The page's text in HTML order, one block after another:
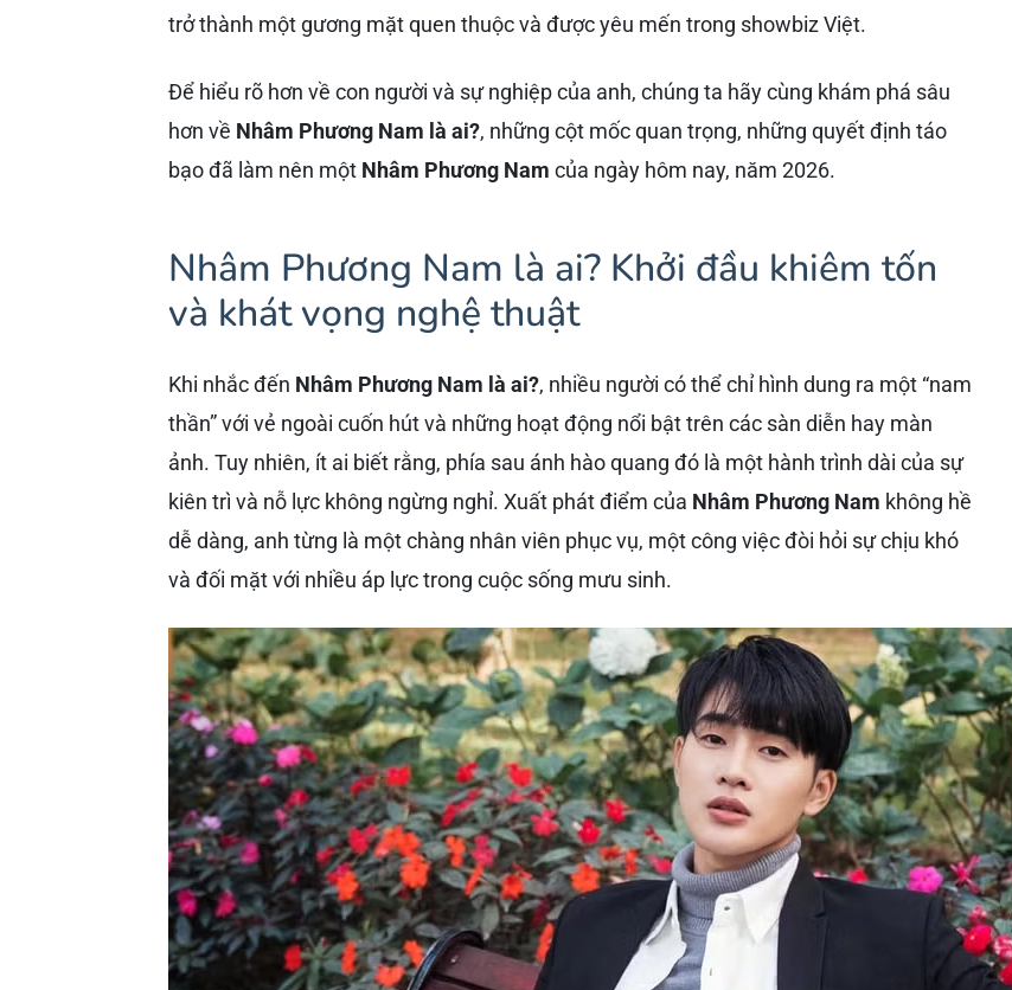
trở thành một gương mặt quen thuộc và được yêu mến trong showbiz Việt.
Để hiểu rõ hơn về con người và sự nghiệp của anh, chúng ta hãy cùng khám phá sâu
hơn về Nhâm Phương Nam là ai?, những cột mốc quan trọng, những quyết định táo
bạo đã làm nên một Nhâm Phương Nam của ngày hôm nay, năm 2026.
Nhâm Phương Nam là ai? Khởi đầu khiêm tốn
và khát vọng nghệ thuật
Khi nhắc đến Nhâm Phương Nam là ai?, nhiều người có thể chỉ hình dung ra một “nam
thần” với vẻ ngoài cuốn hút và những hoạt động nổi bật trên các sàn diễn hay màn
ảnh. Tuy nhiên, ít ai biết rằng, phía sau ánh hào quang đó là một hành trình dài của sự
kiên trì và nỗ lực không ngừng nghỉ. Xuất phát điểm của Nhâm Phương Nam không hề
dễ dàng, anh từng là một chàng nhân viên phục vụ, một công việc đòi hỏi sự chịu khó
và đối mặt với nhiều áp lực trong cuộc sống mưu sinh.